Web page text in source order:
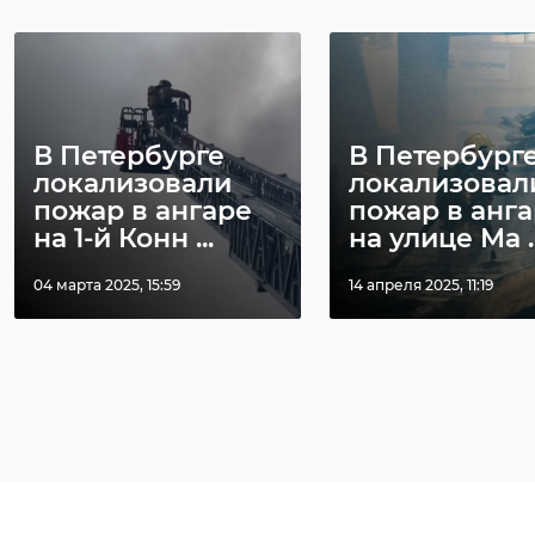
В Петербурге
локализовали
пожар в ангаре
на 1-й Конн ...
04 марта 2025, 15:59
В
пожар в
на улице Ма
14 апреля 2025, 11:19